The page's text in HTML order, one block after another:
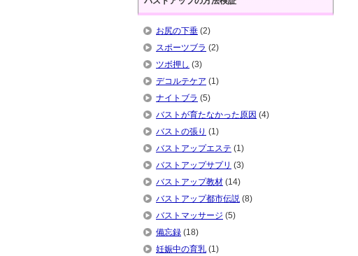
お尻の下垂 (2)
スポーツブラ (2)
ツボ押し (3)
デコルテケア (1)
ナイトブラ (5)
バストが育たなかった原因 (4)
バストの張り (1)
バストアップエステ (1)
バストアップサプリ (3)
バストアップ教材 (14)
バストアップ都市伝説 (8)
バストマッサージ (5)
備忘録 (18)
妊娠中の育乳 (1)